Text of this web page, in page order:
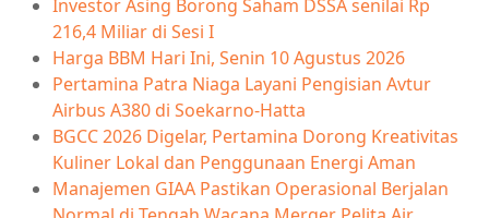
Investor Asing Borong Saham DSSA senilai Rp
216,4 Miliar di Sesi I
Harga BBM Hari Ini, Senin 10 Agustus 2026
Pertamina Patra Niaga Layani Pengisian Avtur
Airbus A380 di Soekarno-Hatta
BGCC 2026 Digelar, Pertamina Dorong Kreativitas
Kuliner Lokal dan Penggunaan Energi Aman
Manajemen GIAA Pastikan Operasional Berjalan